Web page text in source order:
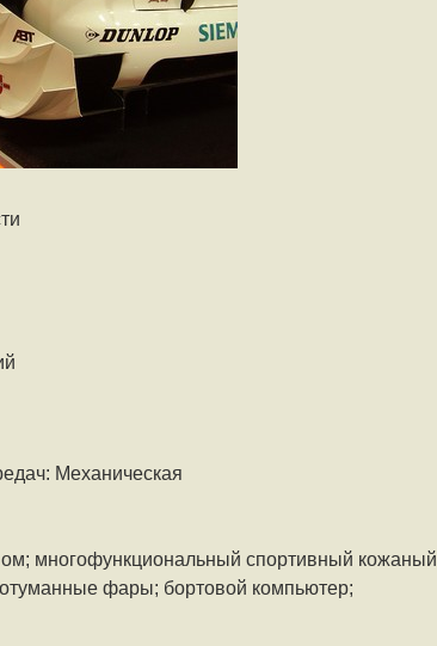
Механическая
многофункциональный спортивный кожаный
фары; бортовой компьютер;